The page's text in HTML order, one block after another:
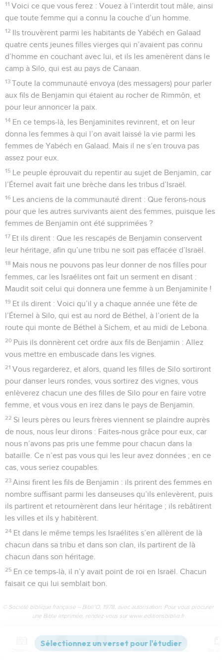
11 Voici ce que vous ferez : Vouez à l’interdit tout mâle, ainsi
que toute femme qui a connu la couche d’un homme.
12 Ils trouvèrent parmi les habitants de Yabéch en Galaad
quatre cents jeunes filles vierges qui n’avaient pas connu
d’homme en couchant avec lui, et ils les amenèrent dans le
camp à Silo, qui est au pays de Canaan.
13 Toute la communauté envoya (des messagers) pour parler
aux fils de Benjamin qui étaient au rocher de Rimmôn, et
pour leur annoncer la paix.
14 En ce temps-là, les Benjaminites revinrent, et on leur
donna les femmes à qui l’on avait laissé la vie parmi les
femmes de Yabéch en Galaad. Mais il ne s’en trouva pas
assez pour eux.
15 Le peuple éprouvait du repentir au sujet de Benjamin, car
l’Éternel avait fait une brèche dans les tribus d’Israël.
16 Les anciens de la communauté dirent : Que ferons-nous
pour que les autres survivants aient des femmes, puisque les
femmes de Benjamin ont été supprimées ?
17 Et ils dirent : Que les rescapés de Benjamin conservent
leur héritage, afin qu’une tribu ne soit pas effacée d’Israël.
18 Mais nous ne pouvons pas leur donner de nos filles pour
femmes, car les Israélites ont fait un serment en disant :
Maudit soit celui qui donnera une femme à un Benjaminite !
19 Et ils dirent : Voici qu’il y a chaque année une fête de
l’Éternel à Silo, qui est au nord de Béthel, à l’orient de la
route qui monte de Béthel à Sichem, et au midi de Lebona.
20 Puis ils donnèrent cet ordre aux fils de Benjamin : Allez
vous mettre en embuscade dans les vignes.
21 Vous regarderez, et alors, quand les filles de Silo sortiront
pour danser leurs rondes, vous sortirez des vignes, vous
enlèverez chacun une des filles de Silo pour en faire votre
femme, et vous vous en irez dans le pays de Benjamin.
22 Si leurs pères ou leurs frères viennent se plaindre auprès
de nous, nous leur dirons : Faites-nous grâce pour eux, car
nous n’avons pas pris une femme pour chacun dans la
bataille. Ce n’est pas vous qui les leur avez données ; en ce
cas, vous seriez coupables.
23 Ainsi firent les fils de Benjamin : ils prirent des femmes en
nombre suffisant parmi les danseuses qu’ils enlevèrent, puis
ils partirent et retournèrent dans leur héritage ; ils rebâtirent
les villes et ils y habitèrent.
24 Et dans le même temps les Israélites s’en allèrent de là
chacun dans sa tribu et dans son clan, ils partirent de là
chacun dans son héritage.
25 En ce temps-là, il n’y avait point de roi en Israël. Chacun
faisait ce qui lui semblait bon.
© Société biblique française – Bibli’O, 1978, avec autorisation. Pour vous procurer
une Bible imprimée, rendez-vous sur www.editionsbiblio.fr
Introduction
Versions Commentaires Strong